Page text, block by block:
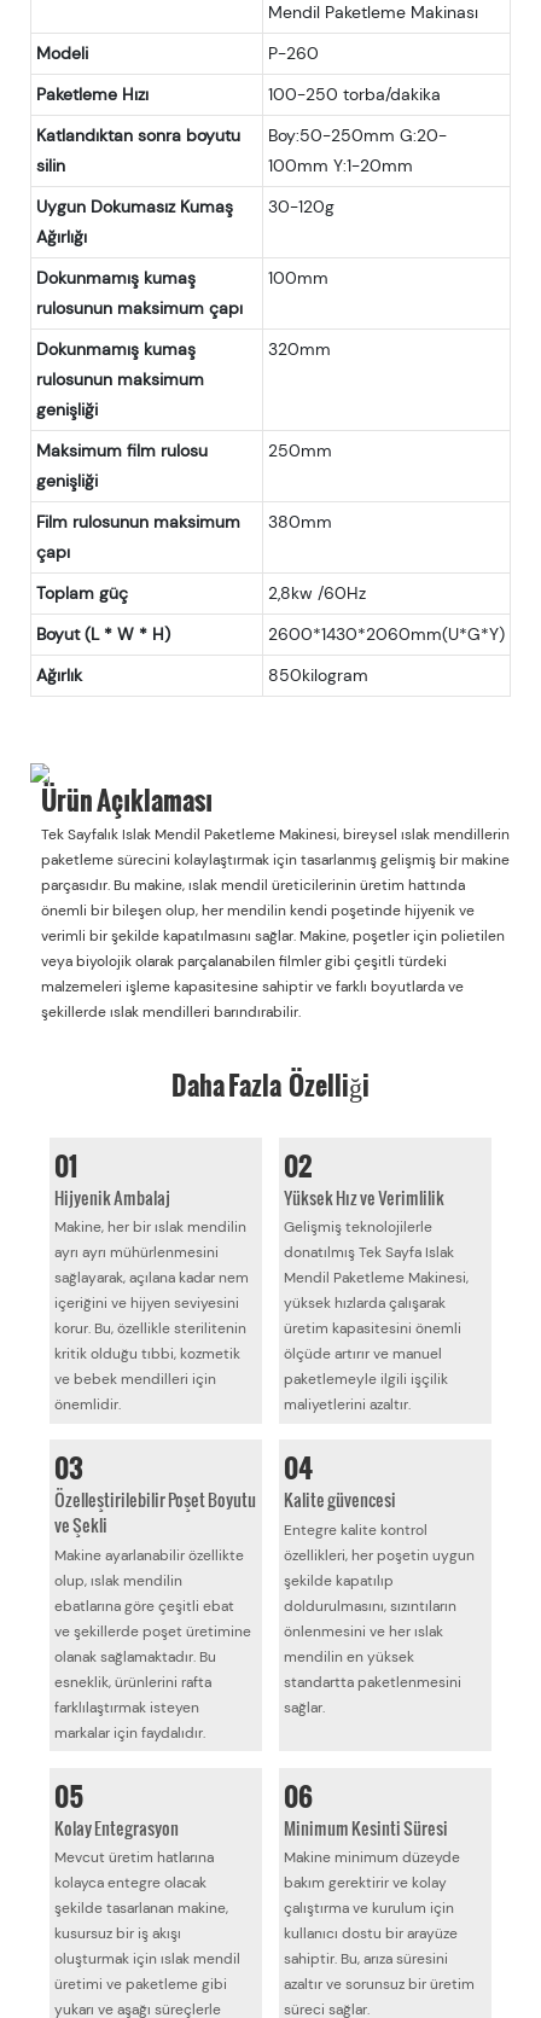
Mendil Paketleme Makinası
Modeli
P-260
Paketleme Hızı
100-250 torba/dakika
Katlandıktan sonra boyutu
silin
Boy:50-250mm G:20-
100mm Y:1-20mm
Uygun Dokumasız Kumaş
Ağırlığı
30-120g
Dokunmamış kumaş
rulosunun maksimum çapı
100mm
Dokunmamış kumaş
rulosunun maksimum
genişliği
320mm
Maksimum film rulosu
genişliği
250mm
Film rulosunun maksimum
çapı
380mm
Toplam güç
2,8kw /60Hz
Boyut (L * W * H)
2600*1430*2060mm(U*G*Y)
Ağırlık
850kilogram
Ürün Açıklaması
Tek Sayfalık Islak Mendil Paketleme Makinesi, bireysel ıslak mendillerin
paketleme sürecini kolaylaştırmak için tasarlanmış gelişmiş bir makine
parçasıdır. Bu makine, ıslak mendil üreticilerinin üretim hattında
önemli bir bileşen olup, her mendilin kendi poşetinde hijyenik ve
verimli bir şekilde kapatılmasını sağlar. Makine, poşetler için polietilen
veya biyolojik olarak parçalanabilen filmler gibi çeşitli türdeki
malzemeleri işleme kapasitesine sahiptir ve farklı boyutlarda ve
şekillerde ıslak mendilleri barındırabilir.
Daha Fazla Özelliği
01
Hijyenik Ambalaj
Makine, her bir ıslak mendilin
ayrı ayrı mühürlenmesini
sağlayarak, açılana kadar nem
içeriğini ve hijyen seviyesini
korur. Bu, özellikle sterilitenin
kritik olduğu tıbbi, kozmetik
ve bebek mendilleri için
önemlidir.
02
Yüksek Hız ve Verimlilik
Gelişmiş teknolojilerle
donatılmış Tek Sayfa Islak
Mendil Paketleme Makinesi,
yüksek hızlarda çalışarak
üretim kapasitesini önemli
ölçüde artırır ve manuel
paketlemeyle ilgili işçilik
maliyetlerini azaltır.
03
Özelleştirilebilir Poşet Boyutu
ve Şekli
Makine ayarlanabilir özellikte
olup, ıslak mendilin
ebatlarına göre çeşitli ebat
ve şekillerde poşet üretimine
olanak sağlamaktadır. Bu
esneklik, ürünlerini rafta
farklılaştırmak isteyen
markalar için faydalıdır.
04
Kalite güvencesi
Entegre kalite kontrol
özellikleri, her poşetin uygun
şekilde kapatılıp
doldurulmasını, sızıntıların
önlenmesini ve her ıslak
mendilin en yüksek
standartta paketlenmesini
sağlar.
05
Kolay Entegrasyon
Mevcut üretim hatlarına
kolayca entegre olacak
şekilde tasarlanan makine,
kusursuz bir iş akışı
oluşturmak için ıslak mendil
üretimi ve paketleme gibi
yukarı ve aşağı süreçlerle
06
Minimum Kesinti Süresi
Makine minimum düzeyde
bakım gerektirir ve kolay
çalıştırma ve kurulum için
kullanıcı dostu bir arayüze
sahiptir. Bu, arıza süresini
azaltır ve sorunsuz bir üretim
süreci sağlar.